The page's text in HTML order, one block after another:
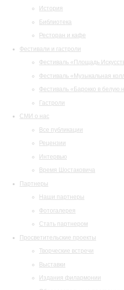
История
Библиотека
Ресторан и кафе
Фестивали и гастроли
Фестиваль «Площадь
Фестиваль «Музыкальная
Фестиваль «Барокко в белую
Гастроли
СМИ о нас
Все публикации
Рецензии
Интервью
Время Шостаковича
Партнеры
Наши партнеры
Фотогалерея
Стать партнером
Просветительские проекты
Творческие встречи
Выставки
Издания филармонии